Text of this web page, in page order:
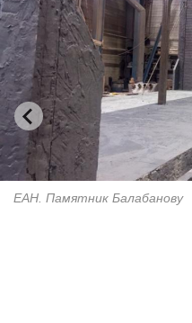
ЕАН. Памятник Балабанову